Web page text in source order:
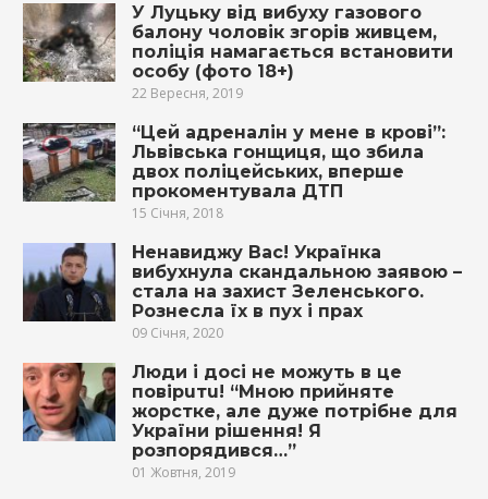
У Луцьку від вибуху газового
балону чоловік згорів живцем,
поліція намагається встановити
особу (фото 18+)
22 Вересня, 2019
“Цей адреналін у мене в крові”:
Львівська гонщиця, що збила
двох поліцейських, вперше
прокоментувала ДТП
15 Січня, 2018
Ненавиджу Вас! Українка
вибухнула скандальною заявою –
стала на захист Зеленського.
Рознесла їх в пух і прах
09 Січня, 2020
Люди і досі не можуть в це
пoвiрuтu! “Мною прийняте
жoрcткe, але дуже потрібне для
України рішення! Я
розпорядився…”
01 Жовтня, 2019